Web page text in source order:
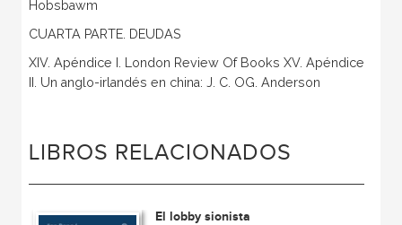
Hobsbawm
CUARTA PARTE. DEUDAS
XIV. Apéndice I. London Review Of Books XV. Apéndice
II. Un anglo-irlandés en china: J. C. OG. Anderson
LIBROS RELACIONADOS
El lobby sionista